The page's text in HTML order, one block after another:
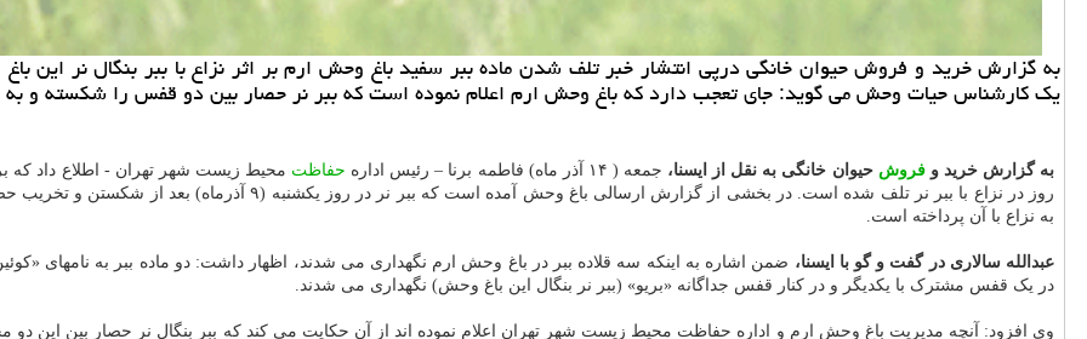
به گزارش خرید و فروش حیوان خانگی درپی انتشار خبر تلف شدن ماده ببر سفید باغ وحش ارم بر اثر نزاع با ببر بنگال نر این
یک کارشناس حیات وحش می گوید: جای تعجب دارد که باغ وحش ارم اعلام نموده است که ببر نر حصار بین دو قفس را شکسته و به
به گزارش خرید وفروش حیوان خانگی به نقل از ایسنا، جمعه ( ۱۴ آذر ماه) فاطمه برنا – رئیس اداره حفاظت محیط زیست شهر تهران - اطلاع داد که
روز در نزاع با ببر نر تلف شده است. در بخشی از گزارش ارسالی باغ
به نزاع با آن پرداخته است.
عبدالله سالاری در گفت و گو با ایسنا، ضمن اشاره به اینکه سه قلاده ببر در باغ وحش ارم نگهداری می شدند، اظهار داشت: دو ماده ببر به نامهای
در یک قفس مشترک با یکدیگر و در کنار قفس جداگانه «بریو» (ببر نر بنگال این باغ وحش) نگهداری می شدند.
وی افزود: آنچه مدیریت باغ وحش ارم و اداره حفاظت محیط زیست شهر تهران اعلام نموده اند از آن حکایت می کند که ببر بنگال نر حصار بین این دو